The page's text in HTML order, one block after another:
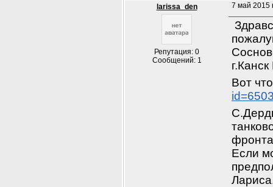
larissa_den
Репутация: 0
Сообщений: 1
7 май 2015
Вот
фронта
Если